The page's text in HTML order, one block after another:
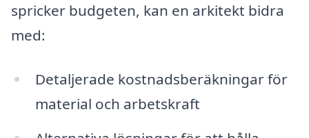
spricker budgeten, kan en arkitekt bidra
med:
Detaljerade kostnadsberäkningar för
material och arbetskraft